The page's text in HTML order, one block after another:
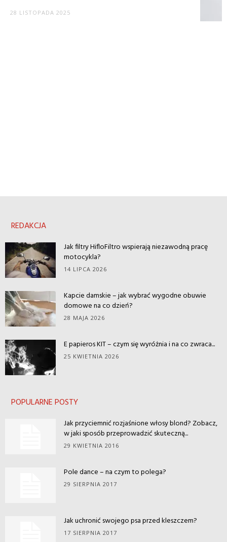
28 LISTOPADA 2025
REDAKCJA
Jak filtry HifloFiltro wspierają niezawodną pracę
motocykla?
14 LIPCA 2026
Kapcie damskie – jak wybrać wygodne obuwie
domowe na co dzień?
28 MAJA 2026
E papieros KIT – czym się wyróżnia i na co zwraca...
25 KWIETNIA 2026
POPULARNE POSTY
Jak przyciemnić rozjaśnione włosy blond? Zobacz,
w jaki sposób przeprowadzić skuteczną...
29 KWIETNIA 2016
Pole dance – na czym to polega?
29 SIERPNIA 2017
Jak uchronić swojego psa przed kleszczem?
17 SIERPNIA 2017